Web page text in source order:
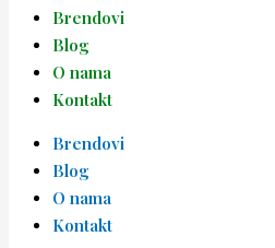
Brendovi
Blog
O nama
Kontakt
Brendovi
Blog
O nama
Kontakt